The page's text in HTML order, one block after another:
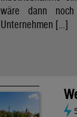
wäre dann
Unternehmen […]